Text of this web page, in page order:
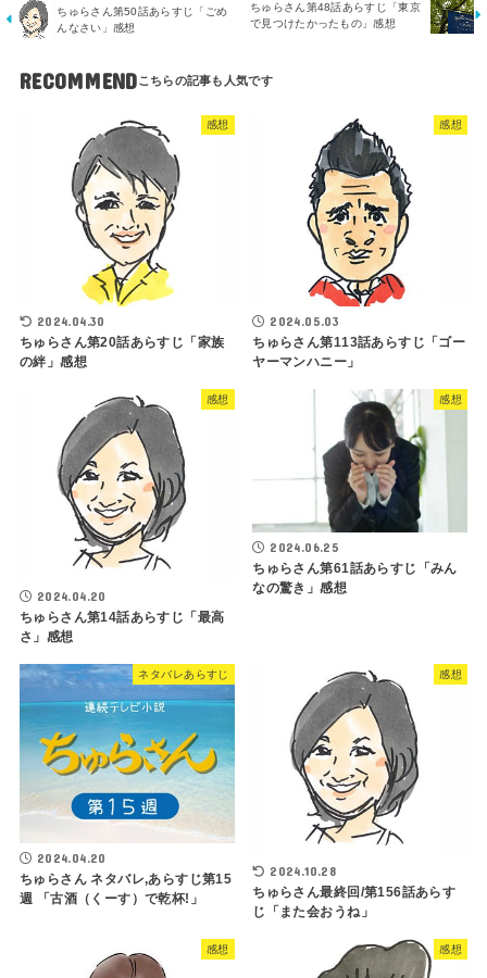
ちゅらさん第50話あらすじ「ごめ
んなさい」感想
ちゅらさん第48話あらすじ「東京
で見つけたかったもの」感想
RECOMMEND
感想
2024.04.30
ちゅらさん第20話あらすじ「家族
の絆」感想
感想
2024.05.03
ちゅらさん第113話あらすじ「ゴー
ヤーマンハニー」
感想
2024.04.20
ちゅらさん第14話あらすじ「最高
さ」感想
感想
2024.06.25
ちゅらさん第61話あらすじ「みん
なの驚き」感想
ネタバレあらすじ
2024.04.20
ちゅらさん ネタバレ,あらすじ第15
週 「古酒（くーす）で乾杯!」
感想
2024.10.28
ちゅらさん最終回/第156話あらす
じ「また会おうね」
感想 感想